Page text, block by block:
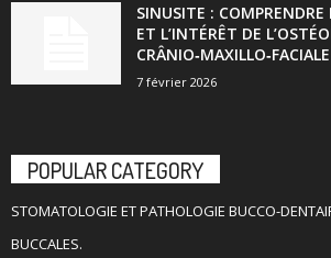
SINUSITE : COMPRENDRE
ET L’INTÉRÊT DE
CRÂNIO‑MAXILLO‑FACIALE
7 février 2026
POPULAR CATEGORY
STOMATOLOGIE ET PATHOLOGIE BUCCO-
BUCCALES.